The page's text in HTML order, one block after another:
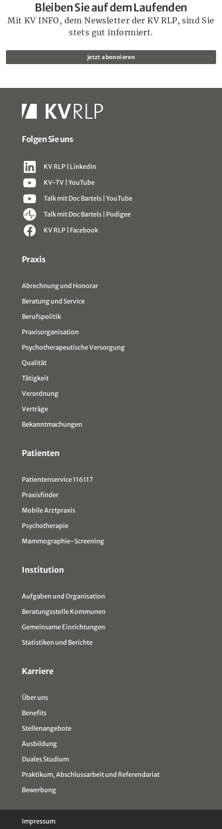
Bleiben Sie auf dem Laufenden
Mit KV INFO, dem Newsletter der KV RLP, sind Sie
stets gut informiert.
jetzt abonnieren
Sitemap
Praxis
Abrechnung und Honorar
Beratung und Service
Berufspolitik
Praxisorganisation
Psychotherapeutische Versorgung
Qualität
Tätigkeit
Verordnung
Verträge
Bekanntmachungen
Patienten
Patientenservice 116117
Praxisfinder
Mobile Arztpraxis
Psychotherapie
Mammographie-Screening
Institution
Aufgaben und Organisation
Beratungsstelle Kommunen
Gemeinsame Einrichtungen
Statistiken und Berichte
Karriere
Über uns
Benefits
Stellenangebote
Ausbildung
Duales Studium
Praktikum, Abschlussarbeit und Referendariat
Bewerbung
Folgen Sie uns
KV RLP | LinkedIn
KV-TV | YouTube
Talk mit Doc Bartels | YouTube
Talk mit Doc Bartels | Podigee
KV RLP | Facebook
Impressum